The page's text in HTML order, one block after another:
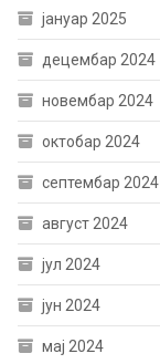
јануар 2025
децембар 2024
новембар 2024
октобар 2024
септембар 2024
август 2024
јул 2024
јун 2024
мај 2024